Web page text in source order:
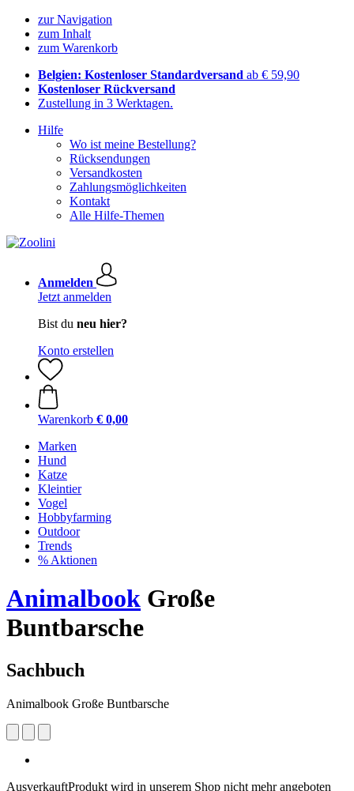
zur Navigation
zum Inhalt
zum Warenkorb
Belgien: Kostenloser Standardversand ab € 59,90
Kostenloser Rückversand
Zustellung in 3 Werktagen.
Hilfe
Wo ist meine Bestellung?
Rücksendungen
Versandkosten
Zahlungsmöglichkeiten
Kontakt
Alle Hilfe-Themen
Anmelden
Jetzt anmelden
Bist du neu hier?
Konto erstellen
Warenkorb € 0,00
Marken
Hund
Katze
Kleintier
Vogel
Hobbyfarming
Outdoor
Trends
% Aktionen
Animalbook Große
Buntbarsche
Sachbuch
Animalbook Große Buntbarsche
AusverkauftProdukt wird in unserem Shop nicht mehr angeboten